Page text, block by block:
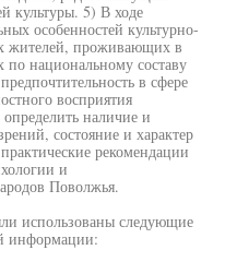
культуры. 5) В ходе
особенностей культурно-
жителей, проживающих в
национальному составу
в сфере
восприятия
наличие и
состояние и характер
рекомендации
и
Поволжья.
использованы следующие
информации: